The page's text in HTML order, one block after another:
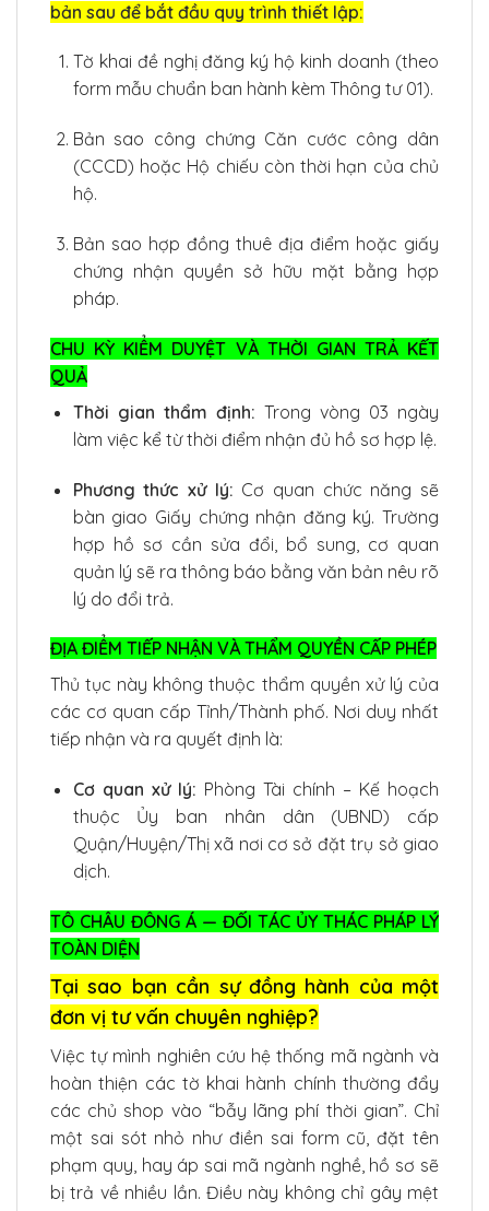
bản sau để bắt đầu quy trình thiết lập:
Tờ khai đề nghị đăng ký hộ kinh doanh (theo
form mẫu chuẩn ban hành kèm Thông tư 01).
Bản sao công chứng Căn cước công dân
(CCCD) hoặc Hộ chiếu còn thời hạn của chủ
hộ.
Bản sao hợp đồng thuê địa điểm hoặc giấy
chứng nhận quyền sở hữu mặt bằng hợp
pháp.
CHU KỲ KIỂM DUYỆT VÀ THỜI GIAN TRẢ KẾT
QUẢ
Thời gian thẩm định: Trong vòng 03 ngày
làm việc kể từ thời điểm nhận đủ hồ sơ hợp lệ.
Phương thức xử lý: Cơ quan chức năng sẽ
bàn giao Giấy chứng nhận đăng ký. Trường
hợp hồ sơ cần sửa đổi, bổ sung, cơ quan
quản lý sẽ ra thông báo bằng văn bản nêu rõ
lý do đổi trả.
ĐỊA ĐIỂM TIẾP NHẬN VÀ THẨM QUYỀN CẤP PHÉP
Thủ tục này không thuộc thẩm quyền xử lý của
các cơ quan cấp Tỉnh/Thành phố. Nơi duy nhất
tiếp nhận và ra quyết định là:
Cơ quan xử lý: Phòng Tài chính – Kế hoạch
thuộc Ủy ban nhân dân (UBND) cấp
Quận/Huyện/Thị xã nơi cơ sở đặt trụ sở giao
dịch.
TÔ CHÂU ĐÔNG Á — ĐỐI TÁC ỦY THÁC PHÁP LÝ
TOÀN DIỆN
Tại sao bạn cần sự đồng hành của một
đơn vị tư vấn chuyên nghiệp?
Việc tự mình nghiên cứu hệ thống mã ngành và
hoàn thiện các tờ khai hành chính thường đẩy
các chủ shop vào “bẫy lãng phí thời gian”. Chỉ
một sai sót nhỏ như điền sai form cũ, đặt tên
phạm quy, hay áp sai mã ngành nghề, hồ sơ sẽ
bị trả về nhiều lần. Điều này không chỉ gây mệt